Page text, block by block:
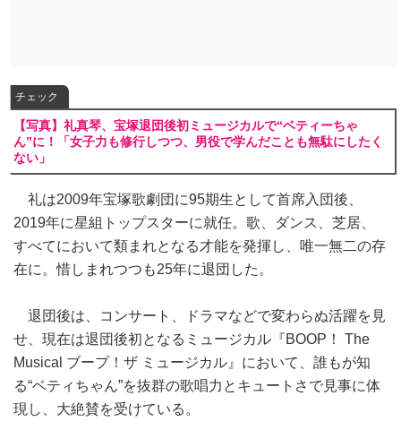
チェック
【写真】礼真琴、宝塚退団後初ミュージカルで“ベティーちゃ
ん”に！「女子力も修行しつつ、男役で学んだことも無駄にしたく
ない」
礼は2009年宝塚歌劇団に95期生として首席入団後、
2019年に星組トップスターに就任。歌、ダンス、芝居、
すべてにおいて類まれとなる才能を発揮し、唯一無二の存
在に。惜しまれつつも25年に退団した。
退団後は、コンサート、ドラマなどで変わらぬ活躍を見
せ、現在は退団後初となるミュージカル『BOOP！ The
Musical ブープ！ザ ミュージカル』において、誰もが知
る“ベティちゃん”を抜群の歌唱力とキュートさで見事に体
現し、大絶賛を受けている。